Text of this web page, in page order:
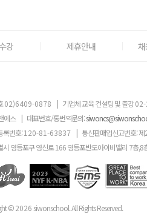
강 제휴안내
02)6409-0878 | 기업체 교육 컨설팅 및 출강
에스 | 대표번호/통번역문의:
록번호:120-81-63837 | 통신판매업신고번호: 제
시 영등포구 영신로 166 영등포반도아이비밸리 7층,8
©2026 siwonschool. All Rights Reserved.